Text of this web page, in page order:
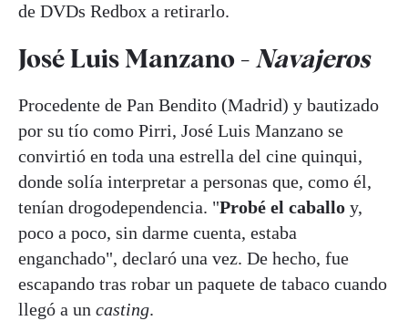
de DVDs Redbox a retirarlo.
José Luis Manzano - Navajeros
Procedente de Pan Bendito (Madrid) y bautizado
por su tío como Pirri, José Luis Manzano se
convirtió en toda una estrella del cine quinqui,
donde solía interpretar a personas que, como él,
tenían drogodependencia. "Probé el caballo y,
poco a poco, sin darme cuenta, estaba
enganchado", declaró una vez. De hecho, fue
escapando tras robar un paquete de tabaco cuando
llegó a un casting.